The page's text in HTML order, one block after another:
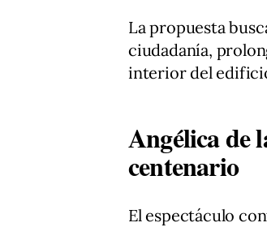
La propuesta
ciudadanía,
interior del
Angélica de
centenario
El espectáculo